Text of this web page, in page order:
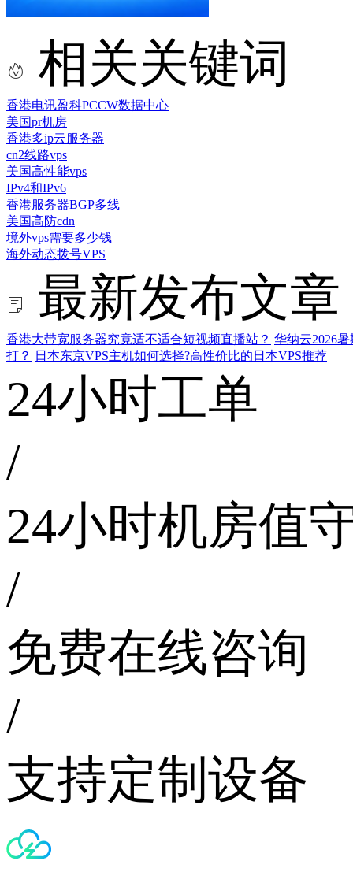
相关关键词
香港电讯盈科PCCW数据中心
美国pr机房
香港多ip云服务器
cn2线路vps
美国高性能vps
IPv4和IPv6
香港服务器BGP多线
美国高防cdn
境外vps需要多少钱
海外动态拨号VPS
最新发布文章
香港大带宽服务器究竟适不适合短视频直播站？ 华纳云2026
打？
日本东京VPS主机如何选择?高性价比的日本VPS推荐
24小时工单
/
24小时机房值
/
免费在线咨询
/
支持定制设备